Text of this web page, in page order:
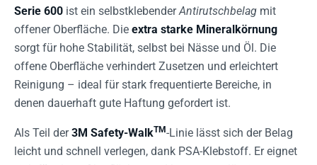
Serie 600 ist ein selbstklebenderAntirutschbelag mit
offener Oberfläche. Die extra starke Mineralkörnung
sorgt für hohe Stabilität, selbst bei Nässe und Öl. Die
offene Oberfläche verhindert Zusetzen und erleichtert
Reinigung – ideal für stark frequentierte Bereiche, in
denen dauerhaft gute Haftung gefordert ist.
Als Teil der3M Safety-WalkTM -Linie lässt sich der Belag
leicht und schnell verlegen, dank PSA-Klebstoff. Er eignet